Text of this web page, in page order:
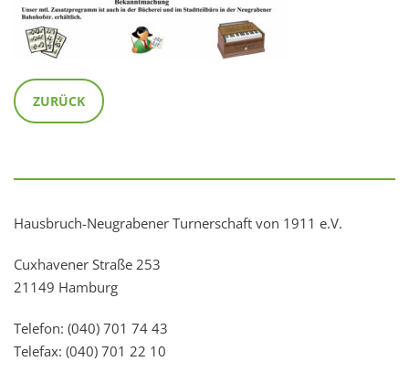
ZURÜCK
Hausbruch-Neugrabener Turnerschaft von 1911 e.V.
Cuxhavener Straße 253
21149 Hamburg
Telefon: (040) 701 74 43
Telefax: (040) 701 22 10